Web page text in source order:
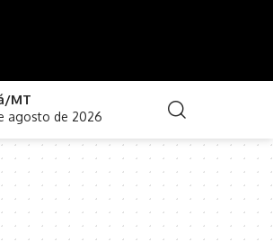
MT
agosto de 2026